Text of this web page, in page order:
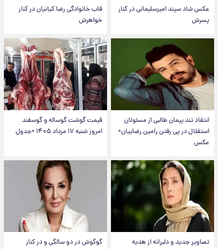
عکس شاد سپند امیرسلیمانی در کنار
پسرش
قاب خانوادگی رضا کیانیان در کنار
خواهرش
انتقاد تند پیمان طالبی از مسئولان
استقلال در پی رفتن رامین رضاییان+
عکس
قیمت گوشت گوساله و گوسفند
امروز شنبه ۱۷ مرداد ۱۴۰۵ +جدول
تصاویر جدید و دلبرانه از هدیه
گوگوش در دو سالگی و در کنار